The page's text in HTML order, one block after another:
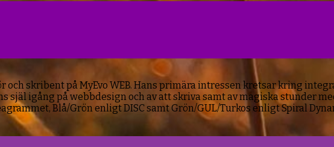
och skribent på MyEvo WEB. Hans primära intressen kretsar kring
själ igång på webbdesign och av att skriva samt av magiska stunder
Blå/Grön enligt DISC samt Grön/GUL/Turkos enligt Spiral